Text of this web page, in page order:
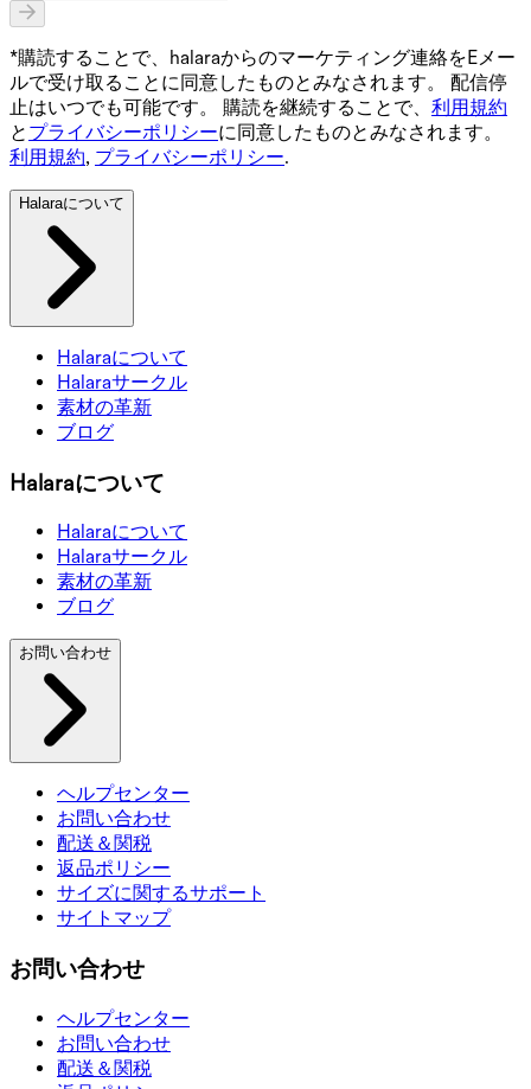
*購読することで、halaraからのマーケティング連絡をEメー
ルで受け取ることに同意したものとみなされます。 配信停
止はいつでも可能です。 購読を継続することで、 利用規約
と プライバシーポリシーに同意したものとみなされます。
利用規約, プライバシーポリシー.
Halaraについて
Halaraについて
Halaraサークル
素材の革新
ブログ
Halaraについて
Halaraについて
Halaraサークル
素材の革新
ブログ
お問い合わせ
ヘルプセンター
お問い合わせ
配送＆関税
返品ポリシー
サイズに関するサポート
サイトマップ
お問い合わせ
ヘルプセンター
お問い合わせ
配送＆関税